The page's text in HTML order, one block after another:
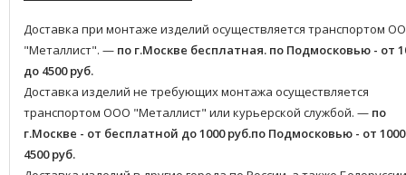
Доставка при монтаже изделий осуществляется транспортом
"Металлист". — по г.Москве бесплатная. по Подмосковью - от
до 4500 руб.
Доставка изделий не требующих монтажа осуществляется
транспортом ООО "Металлист" или курьерской службой. — по
г.Москве - от бесплатной до 1000 руб.по Подмосковью - от
4500 руб.